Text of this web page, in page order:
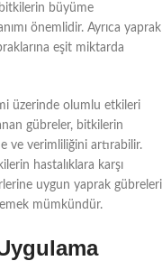
büyüme
önemlidir. Ayrıca yaprak
eşit miktarda
üzerinde olumlu etkileri
gübreler, bitkilerin
ve verimliliğini artırabilir.
hastalıklara karşı
uygun yaprak gübreleri
mümkündür.